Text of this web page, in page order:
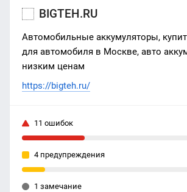
BIGTEH.RU
Автомобильные аккумуляторы,
для автомобиля в Москве, авто
низким ценам
https://bigteh.ru/
11 ошибок
4 предупреждения
1 замечание